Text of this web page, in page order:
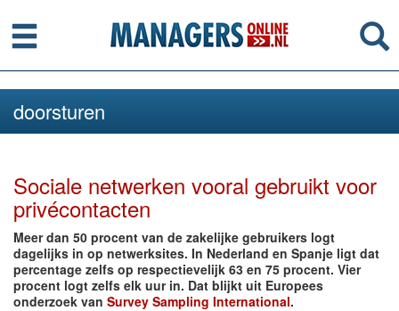
Menu
doorsturen
Sociale netwerken vooral gebruikt voor
privécontacten
Meer dan 50 procent van de zakelijke gebruikers logt
dagelijks in op netwerksites. In Nederland en Spanje ligt dat
percentage zelfs op respectievelijk 63 en 75 procent. Vier
procent logt zelfs elk uur in. Dat blijkt uit Europees
onderzoek van Survey Sampling International.